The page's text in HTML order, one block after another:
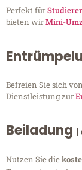
Perfekt für
bieten wirMini-
Befreien Sie sich
Dienstleistung zur
Beiladung |
Nutzen Sie die